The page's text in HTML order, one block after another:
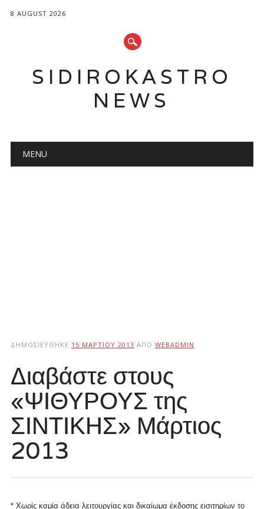
8 AUGUST 2026
SIDIROKASTRO
NEWS
Main menu
MENU
ΔΗΜΟΣΙΕΎΘΗΚΕ 15 ΜΑΡΤΊΟΥ 2013 ΑΠΌ WEBADMIN
Διαβάστε στους
«ΨΙΘΥΡΟΥΣ της
ΣΙΝΤΙΚΗΣ» Μάρτιος
2013
* Χωρίς καμία άδεια λειτουργίας και δικαίωμα έκδοσης εισιτηρίων το